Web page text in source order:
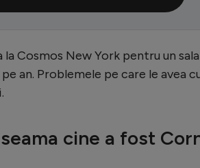
la Cosmos New York pentru un
an. Problemele pe care le avea
cine a fost